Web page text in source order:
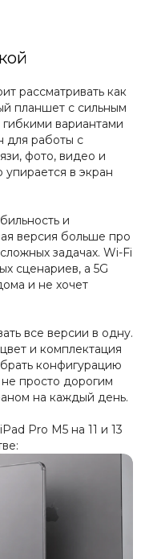
рассматривать как
планшет с сильным
вариантами
для работы с
фото, видео и
в экран
и
версия больше про
задачах. Wi-Fi
сценариев, а 5G
и не хочет
все версии в одну.
и комплектация
конфигурацию
просто дорогим
на каждый день.
Pro M5 на 11 и 13